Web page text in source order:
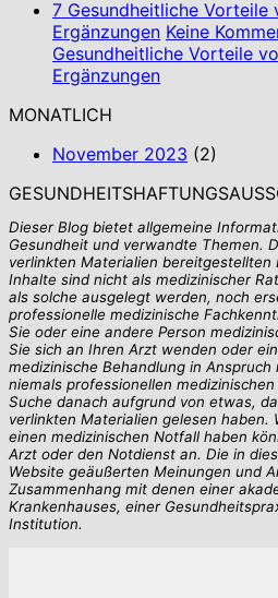
7 Gesundheitliche Vorteile
Ergänzungen Keine
Gesundheitliche Vorteile
Ergänzungen
MONATLICH
November 2023 (2)
Dieser Blog bietet allgemeine
Gesundheit und verwandte Themen.
verlinkten Materialien
Inhalte sind nicht als medizinischer
als solche ausgelegt werden, noch
professionelle medizinische
Sie oder eine andere Person
Sie sich an Ihren Arzt wenden oder
medizinische Behandlung in
niemals professionellen
Suche danach aufgrund von etwas,
verlinkten Materialien gelesen haben.
einen medizinischen Notfall haben
Arzt oder den Notdienst an. Die in
Website geäußerten Meinungen und
Zusammenhang mit denen einer
Krankenhauses, einer
Institution.